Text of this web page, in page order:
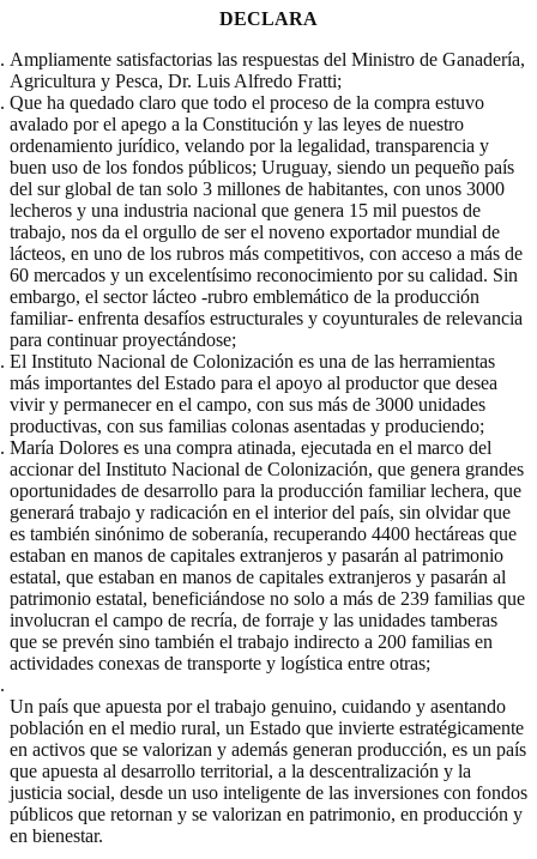
DECLARA
Ampliamente satisfactorias las respuestas del Ministro de Ganadería,
Agricultura y Pesca, Dr. Luis Alfredo Fratti;
Que ha quedado claro que todo el proceso de la compra estuvo
avalado por el apego a la Constitución y las leyes de nuestro
ordenamiento jurídico, velando por la legalidad, transparencia y
buen uso de los fondos públicos; Uruguay, siendo un pequeño país
del sur global de tan solo 3 millones de habitantes, con unos 3000
lecheros y una industria nacional que genera 15 mil puestos de
trabajo, nos da el orgullo de ser el noveno exportador mundial de
lácteos, en uno de los rubros más competitivos, con acceso a más de
60 mercados y un excelentísimo reconocimiento por su calidad. Sin
embargo, el sector lácteo -rubro emblemático de la producción
familiar- enfrenta desafíos estructurales y coyunturales de relevancia
para continuar proyectándose;
El Instituto Nacional de Colonización es una de las herramientas
más importantes del Estado para el apoyo al productor que desea
vivir y permanecer en el campo, con sus más de 3000 unidades
productivas, con sus familias colonas asentadas y produciendo;
María Dolores es una compra atinada, ejecutada en el marco del
accionar del Instituto Nacional de Colonización, que genera grandes
oportunidades de desarrollo para la producción familiar lechera, que
generará trabajo y radicación en el interior del país, sin olvidar que
es también sinónimo de soberanía, recuperando 4400 hectáreas que
estaban en manos de capitales extranjeros y pasarán al patrimonio
estatal, que estaban en manos de capitales extranjeros y pasarán al
patrimonio estatal, beneficiándose no solo a más de 239 familias que
involucran el campo de recría, de forraje y las unidades tamberas
que se prevén sino también el trabajo indirecto a 200 familias en
actividades conexas de transporte y logística entre otras;
Un país que apuesta por el trabajo genuino, cuidando y asentando
población en el medio rural, un Estado que invierte estratégicamente
en activos que se valorizan y además generan producción, es un país
que apuesta al desarrollo territorial, a la descentralización y la
justicia social, desde un uso inteligente de las inversiones con fondos
públicos que retornan y se valorizan en patrimonio, en producción y
en bienestar.